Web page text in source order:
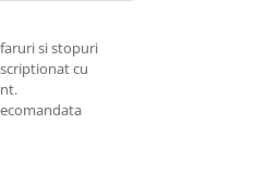
si stopuri
cu